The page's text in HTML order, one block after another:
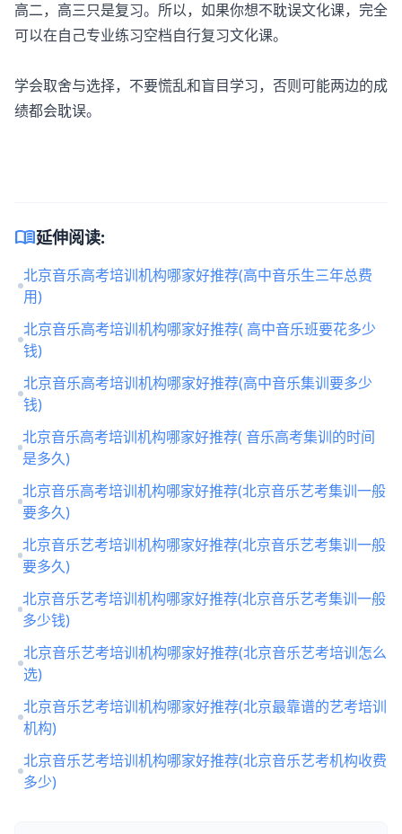
高二，高三只是复习。所以，如果你想不耽误文化课，完全
可以在自己专业练习空档自行复习文化课。
学会取舍与选择，不要慌乱和盲目学习，否则可能两边的成
绩都会耽误。
menu_book延伸阅读:
北京音乐高考培训机构哪家好推荐(高中音乐生三年总费
用)
北京音乐高考培训机构哪家好推荐( 高中音乐班要花多少
钱)
北京音乐高考培训机构哪家好推荐(高中音乐集训要多少
钱)
北京音乐高考培训机构哪家好推荐( 音乐高考集训的时间
是多久)
北京音乐高考培训机构哪家好推荐(北京音乐艺考集训一般
要多久)
北京音乐艺考培训机构哪家好推荐(北京音乐艺考集训一般
要多久)
北京音乐艺考培训机构哪家好推荐(北京音乐艺考集训一般
多少钱)
北京音乐艺考培训机构哪家好推荐(北京音乐艺考培训怎么
选)
北京音乐艺考培训机构哪家好推荐(北京最靠谱的艺考培训
机构)
北京音乐艺考培训机构哪家好推荐(北京音乐艺考机构收费
多少)